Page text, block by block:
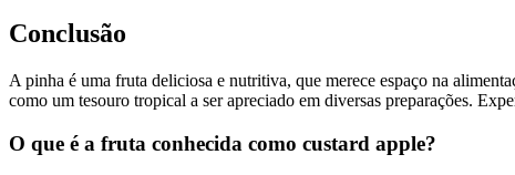
Conclusão
A pinha é uma fruta deliciosa e nutritiva, que merece espaço na
como um tesouro tropical a ser apreciado em diversas preparações.
O que é a fruta conhecida como custard apple?